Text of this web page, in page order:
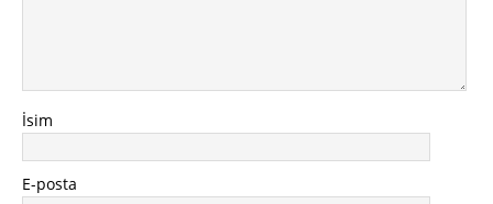
İsim
E-posta